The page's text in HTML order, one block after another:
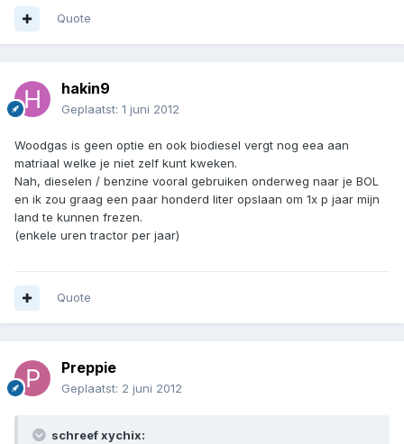
Quote
hakin9
Geplaatst: 1 juni 2012
Woodgas is geen optie en ook biodiesel vergt nog eea aan
matriaal welke je niet zelf kunt kweken.
Nah, dieselen / benzine vooral gebruiken onderweg naar je BOL
en ik zou graag een paar honderd liter opslaan om 1x p jaar mijn
land te kunnen frezen.
(enkele uren tractor per jaar)
Quote
Preppie
Geplaatst: 2 juni 2012
schreef xychix: